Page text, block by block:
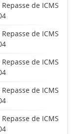
de ICMS
de ICMS
de ICMS
de ICMS
de ICMS